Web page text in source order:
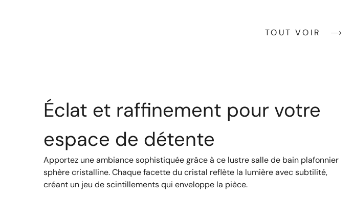
TOUT VOIR
Éclat et raffinement pour votre
espace de détente
Apportez une ambiance sophistiquée grâce à ce lustre salle de bain plafonnier
sphère cristalline. Chaque facette du cristal reflète la lumière avec subtilité,
créant un jeu de scintillements qui enveloppe la pièce.